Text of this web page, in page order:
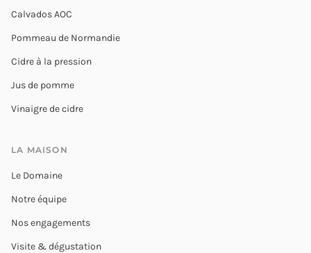
Calvados AOC
Pommeau de Normandie
Cidre à la pression
Jus de pomme
Vinaigre de cidre
LA MAISON
Le Domaine
Notre équipe
Nos engagements
Visite & dégustation